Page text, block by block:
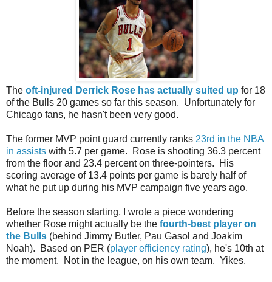
The oft-injured Derrick Rose has actually suited up for 18
of the Bulls 20 games so far this season. Unfortunately for
Chicago fans, he hasn't been very good.
The former MVP point guard currently ranks 23rd in the NBA
in assists with 5.7 per game. Rose is shooting 36.3 percent
from the floor and 23.4 percent on three-pointers. His
scoring average of 13.4 points per game is barely half of
what he put up during his MVP campaign five years ago.
Before the season starting, I wrote a piece wondering
whether Rose might actually be the fourth-best player on
the Bulls (behind Jimmy Butler, Pau Gasol and Joakim
Noah). Based on PER (player efficiency rating), he's 10th at
the moment. Not in the league, on his own team. Yikes.